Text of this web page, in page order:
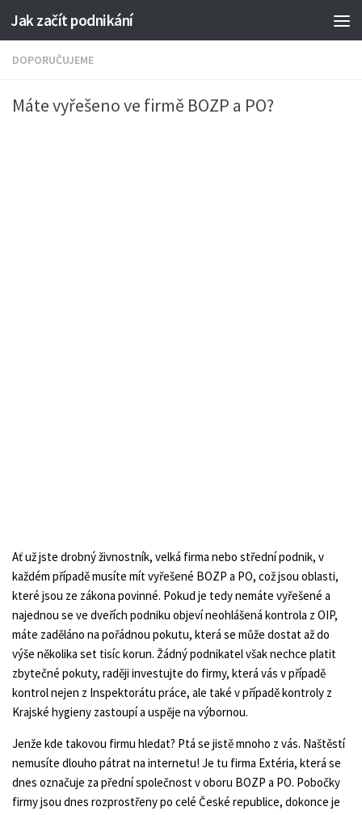
Jak začít podnikání
DOPORUČUJEME
Máte vyřešeno ve firmě BOZP a PO?
Ať už jste drobný živnostník, velká firma nebo střední podnik, v
každém případě musíte mít vyřešené BOZP a PO, což jsou oblasti,
které jsou ze zákona povinné. Pokud je tedy nemáte vyřešené a
najednou se ve dveřích podniku objeví neohlášená kontrola z OIP,
máte zaděláno na pořádnou pokutu, která se může dostat až do
výše několika set tisíc korun. Žádný podnikatel však nechce platit
zbytečné pokuty, raději investujte do firmy, která vás v případě
kontrol nejen z Inspektorátu práce, ale také v případě kontroly z
Krajské hygieny zastoupí a uspěje na výbornou.
Jenže kde takovou firmu hledat? Ptá se jistě mnoho z vás. Naštěstí
nemusíte dlouho pátrat na internetu! Je tu firma Extéria, která se
dnes označuje za přední společnost v oboru BOZP a PO. Pobočky
firmy jsou dnes rozprostřeny po celé České republice, dokonce je